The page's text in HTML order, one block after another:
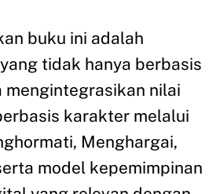
buku ini adalah
tidak hanya berbasis
nilai
karakter melalui
Menghargai,
model kepemimpinan